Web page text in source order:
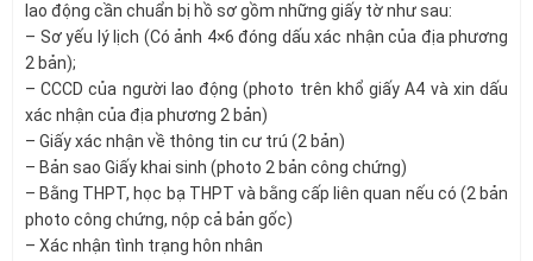
lao động cần chuẩn bị hồ sơ gồm những giấy tờ như sau:
– Sơ yếu lý lịch (Có ảnh 4×6 đóng dấu xác nhận của địa phương
2 bản);
– CCCD của người lao động (photo trên khổ giấy A4 và xin dấu
xác nhận của địa phương 2 bản)
– Giấy xác nhận về thông tin cư trú (2 bản)
– Bản sao Giấy khai sinh (photo 2 bản công chứng)
– Bằng THPT, học bạ THPT và bằng cấp liên quan nếu có (2 bản
photo công chứng, nộp cả bản gốc)
– Xác nhận tình trạng hôn nhân